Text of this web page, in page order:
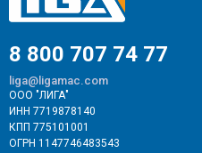
8 800 707 74 77
liga@ligamac.com
ООО "ЛИГА"
ИНН 7719878140
КПП 775101001
ОГРН 1147746483543